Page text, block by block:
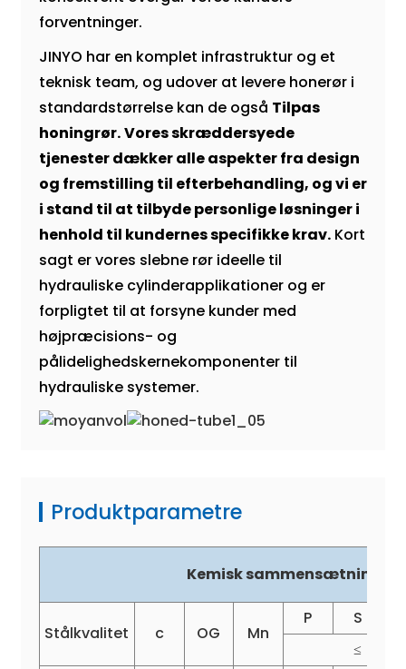
forventninger.
JINYO har en komplet infrastruktur og et
teknisk team, og udover at levere honerør i
standardstørrelse kan de også Tilpas
honingrør.Vores skræddersyede
tjenester dækker alle aspekter fra design
og fremstilling til efterbehandling, og vi er
i stand til at tilbyde personlige løsninger i
henhold til kundernes specifikke krav.Kort
sagt er vores slebne rør ideelle til
hydrauliske cylinderapplikationer og er
forpligtet til at forsyne kunder med
højpræcisions- og
pålidelighedskernekomponenter til
hydrauliske systemer.
Produktparametre
Kemisk sammensætning
Stålkvalitet c OG Mn
P S
≤